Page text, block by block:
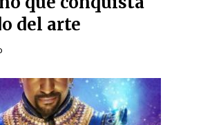
del arte